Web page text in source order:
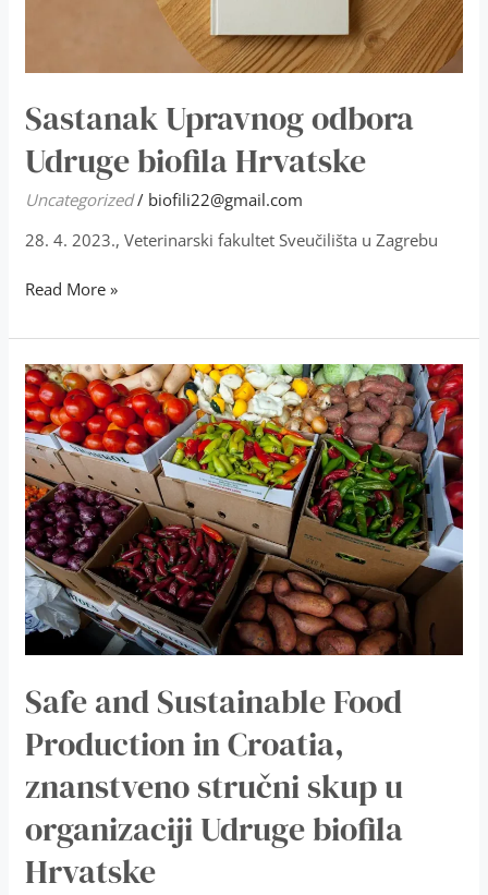
Sastanak Upravnog odbora
Udruge biofila Hrvatske
Uncategorized/ biofili22@gmail.com
28. 4. 2023., Veterinarski fakultet Sveučilišta u Zagrebu
Read More »
Safe and Sustainable Food
Production in Croatia,
znanstveno stručni skup u
organizaciji Udruge biofila
Hrvatske
Safe
and
Sustainable
Food
Production
in
Croatia,
znanstveno
stručni
skup
u
organizaciji
Udruge
biofila
Hrvatske